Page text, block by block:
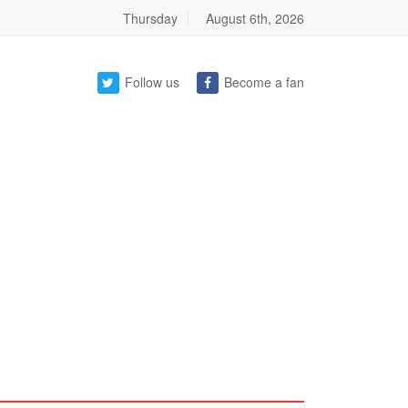
Thursday August 6th, 2026
Follow us Become a fan